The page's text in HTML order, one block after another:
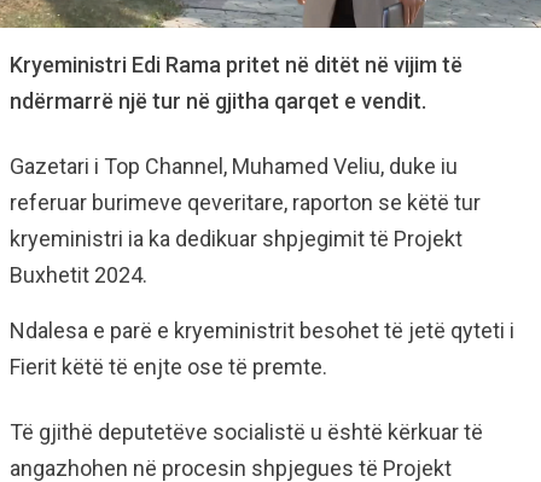
Kryeministri Edi Rama pritet në ditët në vijim të
ndërmarrë një tur në gjitha qarqet e vendit.
Gazetari i Top Channel, Muhamed Veliu, duke iu
referuar burimeve qeveritare, raporton se këtë tur
kryeministri ia ka dedikuar shpjegimit të Projekt
Buxhetit 2024.
Ndalesa e parë e kryeministrit besohet të jetë qyteti i
Fierit këtë të enjte ose të premte.
Të gjithë deputetëve socialistë u është kërkuar të
angazhohen në procesin shpjegues të Projekt